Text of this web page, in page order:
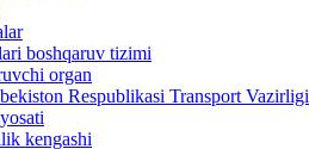
boshqaruv tizimi
organ
Respublikasi Transport Vazirligi
kengashi